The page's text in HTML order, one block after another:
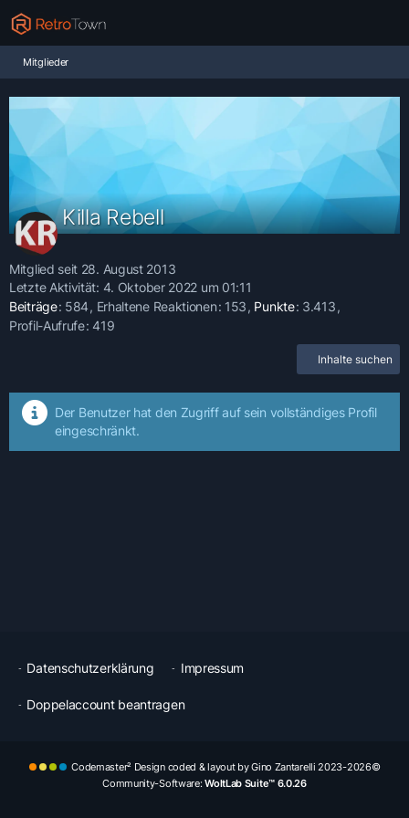
Mitglieder
Killa Rebell
Mitglied seit 28. August 2013
Letzte Aktivität: 4. Oktober 2022 um 01:11
Beiträge 584 Erhaltene Reaktionen 153 Punkte 3.413
Profil-Aufrufe 419
Inhalte suchen
Der Benutzer hat den Zugriff auf sein vollständiges Profil
eingeschränkt.
Datenschutzerklärung Impressum
Doppelaccount beantragen
Codemaster² Design coded & layout by Gino Zantarelli 2023-2026©
Community-Software:WoltLab Suite™ 6.0.26